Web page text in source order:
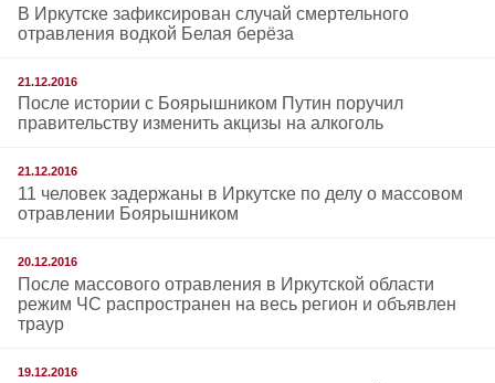
В Иркутске зафиксирован случай смертельного
отравления водкой Белая берёза
21.12.2016
После истории с Боярышником Путин поручил
правительству изменить акцизы на алкоголь
21.12.2016
11 человек задержаны в Иркутске по делу о массовом
отравлении Боярышником
20.12.2016
После массового отравления в Иркутской области
режим ЧС распространен на весь регион и объявлен
траур
19.12.2016